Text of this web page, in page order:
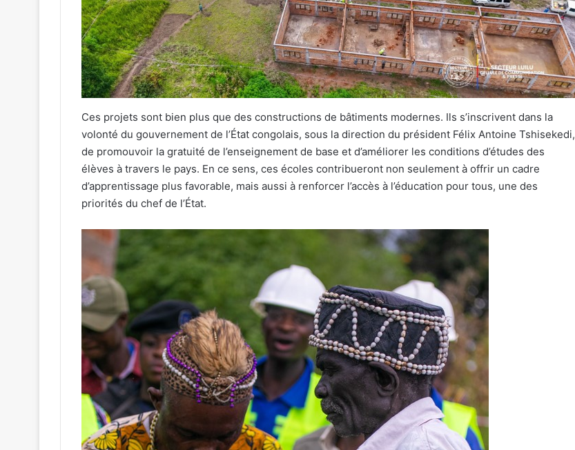
Ces projets sont bien plus que des constructions de bâtiments modernes. Ils s’inscrivent dans la
volonté du gouvernement de l’État congolais, sous la direction du président Félix Antoine Tshisekedi,
de promouvoir la gratuité de l’enseignement de base et d’améliorer les conditions d’études des
élèves à travers le pays. En ce sens, ces écoles contribueront non seulement à offrir un cadre
d’apprentissage plus favorable, mais aussi à renforcer l’accès à l’éducation pour tous, une des
priorités du chef de l’État.